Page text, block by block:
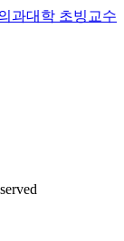
과대학 초빙교수